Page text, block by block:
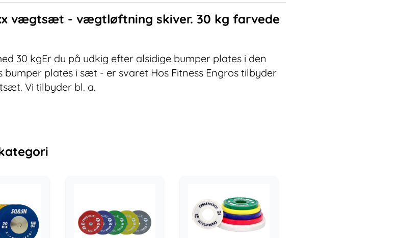
vægtsæt - vægtløftning skiver. 30 kg farvede
30 kgEr du på udkig efter alsidige bumper plates i den
bumper plates i sæt - er svaret Hos Fitness Engros tilbyder
Vi tilbyder bl. a.